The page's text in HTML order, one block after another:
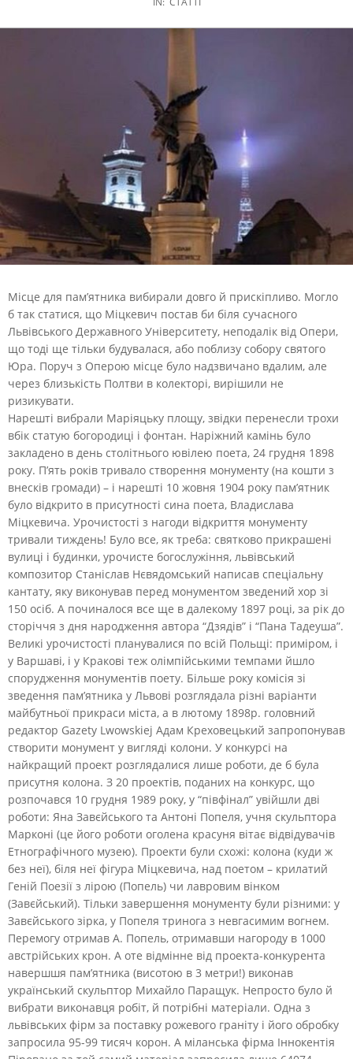
Місце для пам’ятника вибирали довго й прискіпливо. Могло
б так статися, що Міцкевич постав би біля сучасного
Львівського Державного Університету, неподалік від Опери,
що тоді ще тільки будувалася, або поблизу собору святого
Юра. Поруч з Оперою місце було надзвичано вдалим, але
через близькість Полтви в колекторі, вирішили не
ризикувати.
Нарешті вибрали Маріяцьку площу, звідки перенесли трохи
вбік статую богородиці і фонтан. Наріжний камінь було
закладено в день столітнього ювілею поета, 24 грудня 1898
року. П’ять років тривало створення монументу (на кошти з
внесків громади) – і нарешті 10 жовня 1904 року пам’ятник
було відкрито в присутності сина поета, Владислава
Міцкевича. Урочистості з нагоди відкриття монументу
тривали тиждень! Було все, як треба: святково прикрашені
вулиці і будинки, урочисте богослужіння, львівський
композитор Станіслав Нєвядомський написав спеціальну
кантату, яку виконував перед монументом зведений хор зі
150 осіб. А починалося все ще в далекому 1897 році, за рік до
сторіччя з дня народження автора “Дзядів” і “Пана Тадеуша”.
Великі урочистості планувалися по всій Польщі: приміром, і
у Варшаві, і у Кракові теж олімпійськими темпами йшло
спорудження монументів поету. Більше року комісія зі
зведення пам’ятника у Львові розглядала різні варіанти
майбутньої прикраси міста, а в лютому 1898р. головний
редактор Gazety Lwowskiej Адам Креховецький запропонував
створити монумент у вигляді колони. У конкурсі на
найкращий проект розглядалися лише роботи, де б була
присутня колона. З 20 проектів, поданих на конкурс, що
розпочався 10 грудня 1989 року, у “півфінал” увійшли дві
роботи: Яна Завєйського та Антоні Попеля, учня скульптора
Марконі (це його роботи оголена красуня вітає відвідувачів
Етнографічного музею). Проекти були схожі: колона (куди ж
без неї), біля неї фігура Міцкевича, над поетом – крилатий
Геній Поезії з лірою (Попель) чи лавровим вінком
(Завєйський). Тільки завершення монументу були різними: у
Завєйського зірка, у Попеля тринога з невгасимим вогнем.
Перемогу отримав А. Попель, отримавши нагороду в 1000
австрійських крон. А оте відмінне від проекта-конкурента
навершшя пам’ятника (висотою в 3 метри!) виконав
український скульптор Михайло Паращук. Непросто було й
вибрати виконавця робіт, й потрібні матеріали. Одна з
львівських фірм за поставку рожевого граніту і його обробку
запросила 95-99 тисяч корон. А міланська фірма Іннокентія